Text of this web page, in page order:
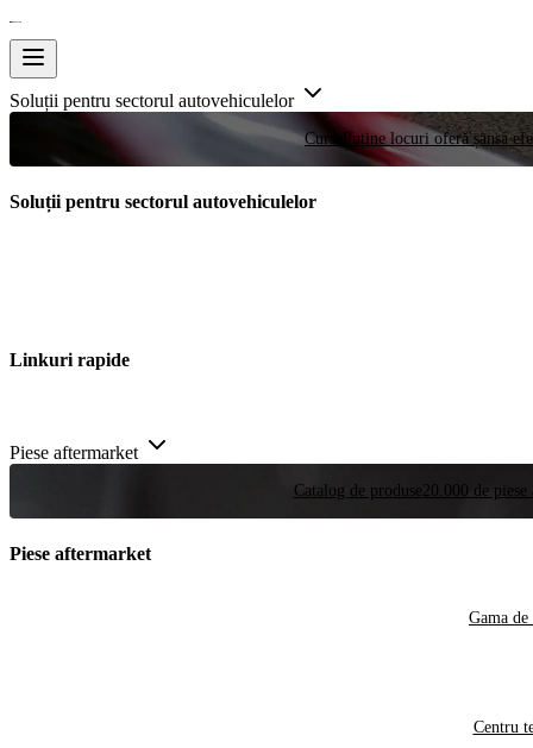
Soluții pentru sectorul autovehiculelor
Curse Puține locuri oferă șansa
Soluții pentru sectorul autovehiculelor
Linkuri rapide
Piese aftermarket
Catalog de produse 20.000 de
Piese aftermarket
Gama de
Centru